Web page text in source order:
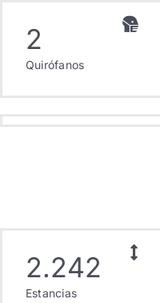
2
Quirófanos
2.242
Estancias